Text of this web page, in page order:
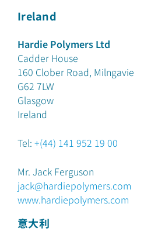
Ireland
Hardie Polymers Ltd
Cadder House
160 Clober Road, Milngavie
G62 7LW
Glasgow
Ireland
Tel: +(44) 141 952 19 00
Mr. Jack Ferguson
jack@hardiepolymers.com
www.hardiepolymers.com
意大利